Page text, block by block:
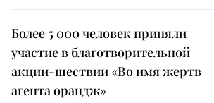
Более 5 000 человек приняли
участие в благотворительной
акции-шествии «Во имя жертв
агента орандж»